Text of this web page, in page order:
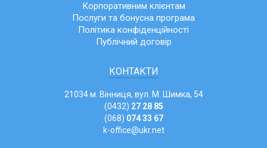
Корпоративним клієнтам
Послуги та бонусна програма
Політика конфіденційності
Публічний договір
КОНТАКТИ
21034 м. Вінниця, вул. М. Шимка, 54
(0432) 27 28 85
(068) 074 33 67
k-office@ukr.net